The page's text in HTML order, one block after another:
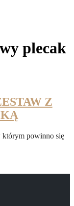
plecak
Z
którym powinno się